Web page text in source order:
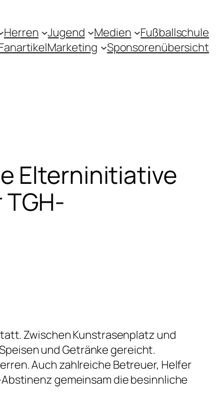
Herren Jugend Medien
Fußballschule
Marketing Sponsorenübersicht
Elterninitiative
Zwischen Kunstrasenplatz und
und Getränke gereicht.
Auch zahlreiche Betreuer, Helfer
gemeinsam die besinnliche